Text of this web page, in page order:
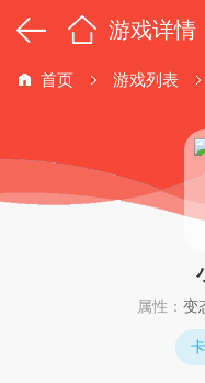
游戏详情
首页 游戏列表
属性： 变